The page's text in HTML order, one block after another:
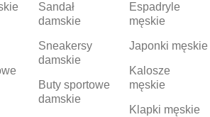
Sandał
damskie
Sneakersy
damskie
Buty sportowe
damskie
Espadryle
męskie
Japonki męskie
Kalosze
męskie
Klapki męskie